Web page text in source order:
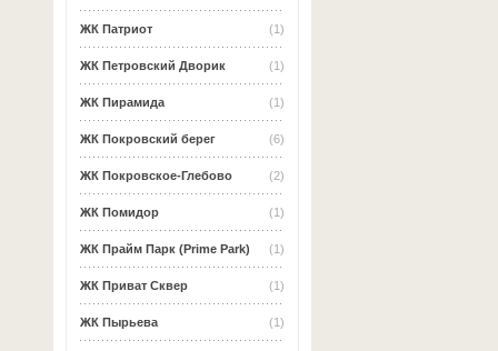
(1)
ЖК Патриот
(1)
ЖК Петровский Дворик
(1)
ЖК Пирамида
(6)
ЖК Покровский берег
(2)
ЖК Покровское-Глебово
(1)
ЖК Помидор
(1)
ЖК Прайм Парк (Prime Park)
(1)
ЖК Приват Сквер
(1)
ЖК Пырьева